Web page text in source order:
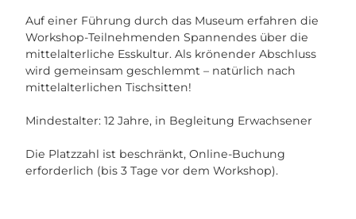
Auf einer Führung durch das Museum erfahren die
Workshop-Teilnehmenden Spannendes über die
mittelalterliche Esskultur. Als krönender Abschluss
wird gemeinsam geschlemmt – natürlich nach
mittelalterlichen Tischsitten!
Mindestalter: 12 Jahre, in Begleitung Erwachsener
Die Platzzahl ist beschränkt, Online-Buchung
erforderlich (bis 3 Tage vor dem Workshop).